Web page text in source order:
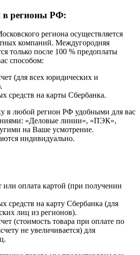
в регионы РФ:
региона осуществляется
компаний. Междугородняя
только после 100 % предоплаты
способом:
(для всех юридических и
средств на карты Сбербанка.
в любой регион РФ удобными для вас
«Деловые линии», «ПЭК»,
на Ваше усмотрение.
индивидуально.
или оплата картой (при получении
средств на карту Сбербанка (для
лиц из регионов).
(стоимость товара при оплате по
не увеличивается) для